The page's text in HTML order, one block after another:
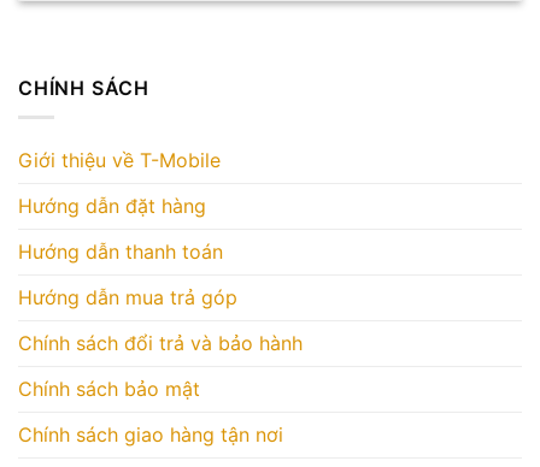
CHÍNH SÁCH
Giới thiệu về T-Mobile
Hướng dẫn đặt hàng
Hướng dẫn thanh toán
Hướng dẫn mua trả góp
Chính sách đổi trả và bảo hành
Chính sách bảo mật
Chính sách giao hàng tận nơi